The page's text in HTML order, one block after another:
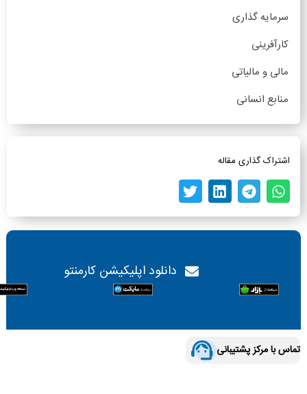
سرمایه گذاری
کارآفرینی
مالی و مالیاتی
منابع انسانی
اشتراک گذاری مقاله
دانلود اپلیکیشن کارمنتو
تماس با مرکز پشتیبانی